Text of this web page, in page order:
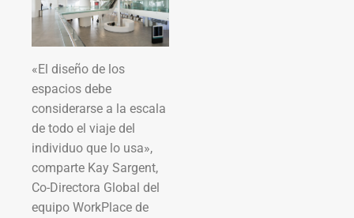
«El diseño de los
espacios debe
considerarse a la escala
de todo el viaje del
individuo que lo usa»,
comparte Kay Sargent,
Co-Directora Global del
equipo WorkPlace de